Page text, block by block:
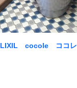
LIXIL cocole ココレ